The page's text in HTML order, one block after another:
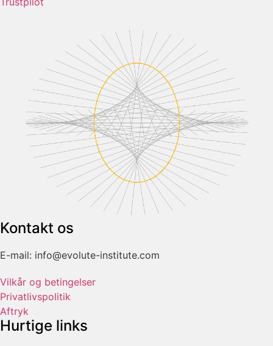
Kontakt os
E-mail: info@evolute-institute.com
Vilkår og betingelser
Privatlivspolitik
Aftryk
Hurtige links